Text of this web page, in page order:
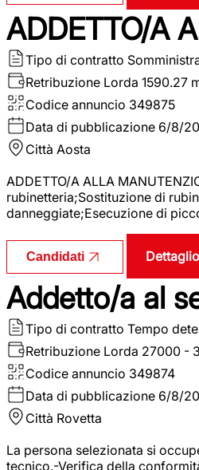
ADDETTO/A
Tipo di contratto
Retribuzione Lorda 1590.27
Codice annuncio 349875
Data di pubblicazione 6/8/
Città Aosta
ADDETTO/A ALLA
rubinetteria;Sostituzione di
danneggiate;Esecuzione di
Candidati
Addetto/a al
Tipo di contratto Tempo
Retribuzione Lorda 27000 -
Codice annuncio 349874
Data di pubblicazione 6/8/
Città Rovetta
La persona selezionata si
tecnico.-Verifica della